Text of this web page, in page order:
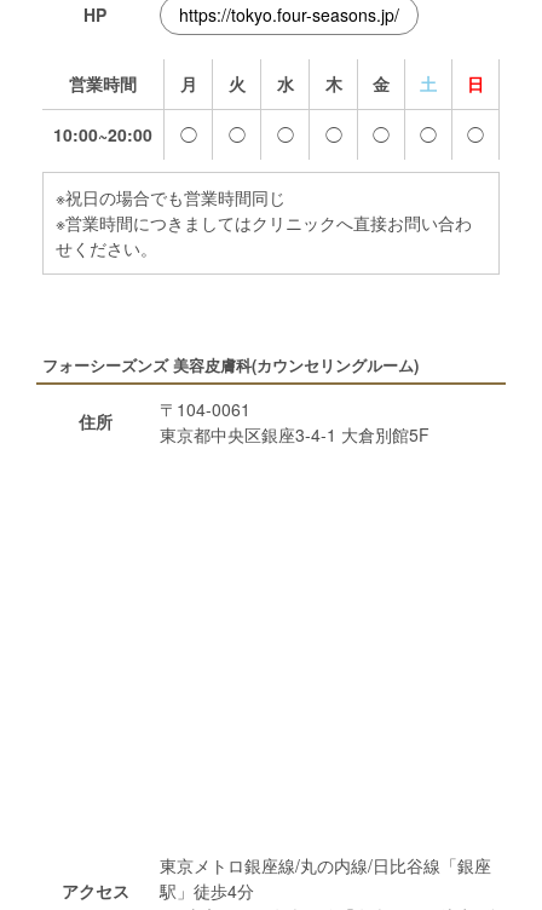
HP https://tokyo.four-seasons.jp/
営業時間 月 火 水 木 金 土 日
10:00~20:00 ◯ ◯ ◯ ◯ ◯ ◯ ◯
※祝日の場合でも営業時間同じ
※営業時間につきましてはクリニックへ直接お問い合わ
せください。
フォーシーズンズ 美容皮膚科(カウンセリングルーム)
住所
〒104-0061
東京都中央区銀座3-4-1 大倉別館5F
アクセス
東京メトロ銀座線/丸の内線/日比谷線「銀座
駅」徒歩4分